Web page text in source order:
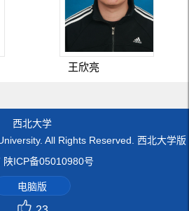
王欣亮
西北大学
All Rights Reserved. 西北大学版
陕ICP备05010980号
电脑版